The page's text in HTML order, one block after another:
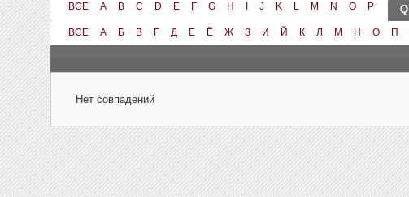
ВСЕ A B C D E F G H J K M N O P Q
ВСЕ А Б В Г Д Е Ё Ж З И Й К Л М Н О П
Нет совпадений